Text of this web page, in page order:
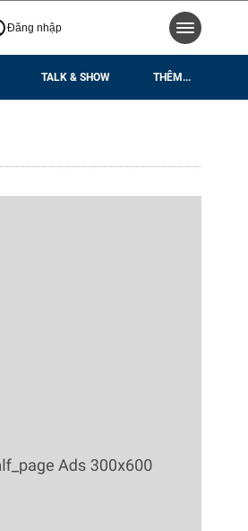
Đăng nhập
TALK & SHOW THÊM...